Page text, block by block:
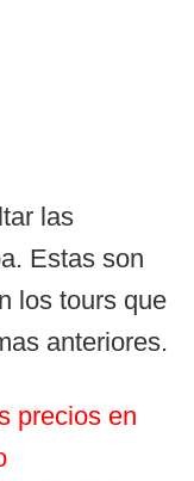
las
Estas son
los tours que
anteriores.
precios en